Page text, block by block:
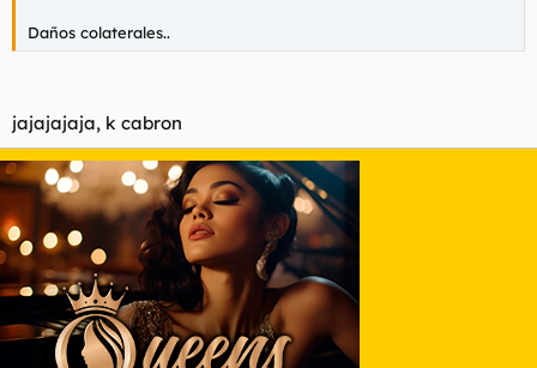
Daños colaterales..
jajajajaja, k cabron